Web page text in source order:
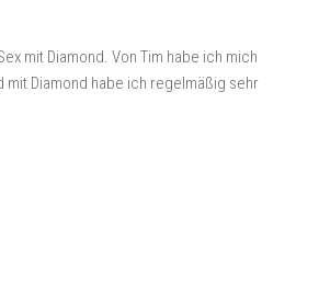
mit Diamond. Von Tim habe ich mich
mit Diamond habe ich regelmäßig sehr